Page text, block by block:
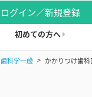
ログイン／新規登録
初めての方へ
歯科学一般
かかりつけ歯